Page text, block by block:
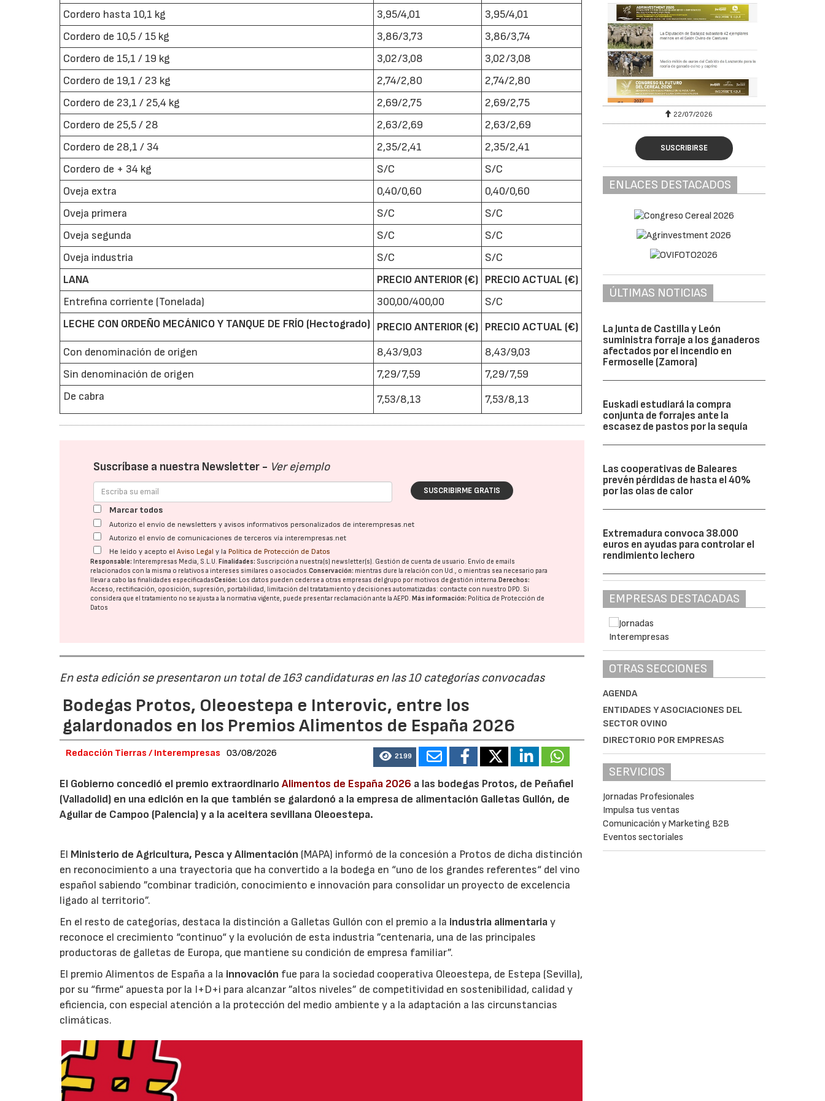
Cordero hasta 10,1 kg
3,95/4,01
3,95/4,01
Cordero de 10,5 / 15 kg
3,86/3,73
3,86/3,74
Cordero de 15,1 / 19 kg
3,02/3,08
3,02/3,08
Cordero de 19,1 / 23 kg
2,74/2,80
2,74/2,80
Cordero de 23,1 / 25,4 kg
2,69/2,75
2,69/2,75
Cordero de 25,5 / 28
2,63/2,69
2,63/2,69
Cordero de 28,1 / 34
2,35/2,41
2,35/2,41
Cordero de + 34 kg
S/C
S/C
Oveja extra
0,40/0,60
0,40/0,60
Oveja primera
S/C
S/C
Oveja segunda
S/C
S/C
Oveja industria
S/C
S/C
LANA
PRECIO ANTERIOR (€) PRECIO ACTUAL (€)
Entrefina corriente (Tonelada)
300,00/400,00
S/C
LECHE CON ORDEÑO MECÁNICO Y TANQUE DE FRÍO (Hectogrado) PRECIO ANTERIOR (€) PRECIO ACTUAL (€)
Con denominación de origen
8,43/9,03
8,43/9,03
Sin denominación de origen
7,29/7,59
7,29/7,59
De cabra
7,53/8,13 7,53/8,13
Suscríbase a nuestra Newsletter - Ver ejemplo
SUSCRIBIRME GRATIS
Marcar todos
Autorizo el envío de newsletters y avisos informativos personalizados de interempresas.net
Autorizo el envío de comunicaciones de terceros vía interempresas.net
He leído y acepto elAviso Legal y la Política de Protección de Datos
Responsable: Interempresas Media, S.L.U.Finalidades: Suscripción a nuestra(s) newsletter(s). Gestión de cuenta de usuario. Envío de emails
relacionados con la misma o relativos a intereses similares o asociados.Conservación: mientras dure la relación con Ud., o mientras sea necesario para
llevar a cabo las finalidades especificadasCesión: Los datos pueden cederse a otras empresas del grupo por motivos de gestión interna.Derechos:
Acceso, rectificación, oposición, supresión, portabilidad, limitación del tratatamiento y decisiones automatizadas: contacte con nuestro DPD. Si
considera que el tratamiento no se ajusta a la normativa vigente, puede presentar reclamación ante laAEPD.Más información: Política de Protección de
Datos
En esta edición se presentaron un total de 163 candidaturas en las 10 categorías convocadas
Bodegas Protos, Oleoestepa e Interovic, entre los
galardonados en los Premios Alimentos de España 2026
Redacción Tierras / Interempresas 03/08/2026 2199
El Gobierno concedió el premio extraordinarioAlimentos de España 2026 a las bodegas Protos, de Peñafiel
(Valladolid) en una edición en la que también se galardonó a la empresa de alimentación Galletas Gullón, de
Aguilar de Campoo (Palencia) y a la aceitera sevillana Oleoestepa.
El Ministerio de Agricultura, Pesca y Alimentación (MAPA) informó de la concesión a Protos de dicha distinción
en reconocimiento a una trayectoria que ha convertido a la bodega en “uno de los grandes referentes“ del vino
español sabiendo ”combinar tradición, conocimiento e innovación para consolidar un proyecto de excelencia
ligado al territorio”.
En el resto de categorías, destaca la distinción a Galletas Gullón con el premio a la industria alimentariay
reconoce el crecimiento “continuo“ y la evolución de esta industria ”centenaria, una de las principales
productoras de galletas de Europa, que mantiene su condición de empresa familiar”.
El premio Alimentos de España a la innovación fue para la sociedad cooperativa Oleoestepa, de Estepa (Sevilla),
por su “firme“ apuesta por la I+D+i para alcanzar ”altos niveles” de competitividad en sostenibilidad, calidad y
eficiencia, con especial atención a la protección del medio ambiente y a la adaptación a las circunstancias
climáticas.
22/07/2026 29/07/2026 22/07/2026
SUSCRIBIRSE
ENLACES DESTACADOS
ÚLTIMAS NOTICIAS
La Junta de Castilla y León
suministra forraje a los ganaderos
afectados por el incendio en
Fermoselle (Zamora)
Euskadi estudiará la compra
conjunta de forrajes ante la
escasez de pastos por la sequía
Las cooperativas de Baleares
prevén pérdidas de hasta el 40%
por las olas de calor
Extremadura convoca 38.000
euros en ayudas para controlar el
rendimiento lechero
EMPRESAS DESTACADAS
OTRAS SECCIONES
AGENDA
ENTIDADES Y ASOCIACIONES DEL
SECTOR OVINO
DIRECTORIO POR EMPRESAS
SERVICIOS
Jornadas Profesionales
Impulsa tus ventas
Comunicación y Marketing B2B
Eventos sectoriales